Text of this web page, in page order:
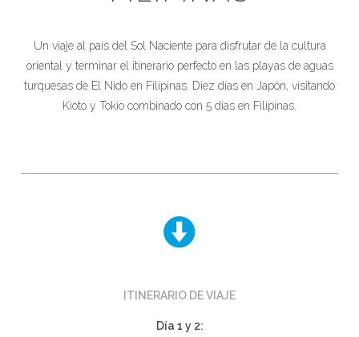
Un viaje al país del Sol Naciente para disfrutar de la cultura
oriental y terminar el itinerario perfecto en las playas de aguas
turquesas de El Nido en Filipinas. Diez días en Japón, visitando
Kioto y Tokio combinado con 5 días en Filipinas.
ITINERARIO DE VIAJE
Día 1 y 2: